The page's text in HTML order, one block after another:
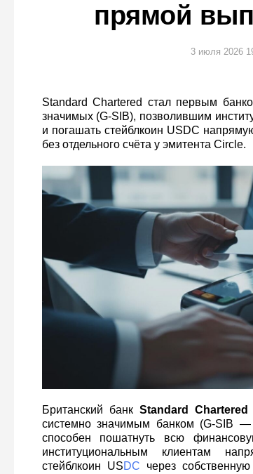
прямой
3 июля 2026
Standard Chartered стал первым
значимых (G-SIB), позволившим
и погашать стейблкоин USDC
без отдельного счёта у эмитента Circle.
Британский банк Standard Chartered
системно значимым банком (G-SIB —
способен пошатнуть всю
институциональным клиентам
стейблкоин USDC через